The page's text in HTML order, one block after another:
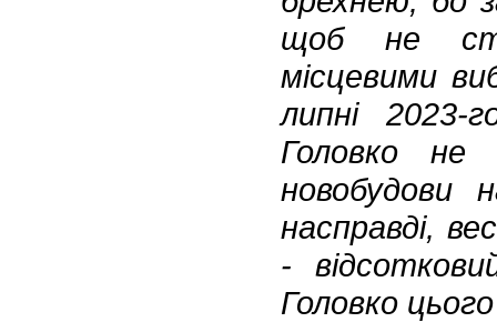
щоб не
місцевими
липні
Головко не
новобудови
насправді,
-
Головко